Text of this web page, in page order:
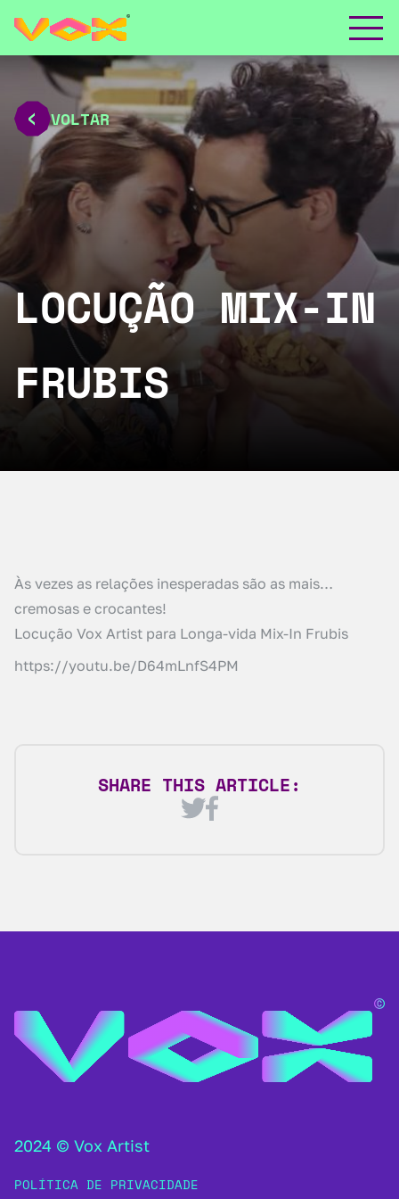
VOLTAR
LOCUÇÃO MIX-IN
FRUBIS
Às vezes as relações inesperadas são as mais…
cremosas e crocantes!
Locução Vox Artist para Longa-vida Mix-In Frubis
https://youtu.be/D64mLnfS4PM
SHARE THIS ARTICLE:
2024 © Vox Artist
POLÍTICA DE PRIVACIDADE